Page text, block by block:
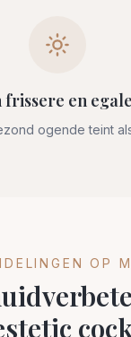
frissere en
ogende teint
OP